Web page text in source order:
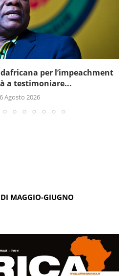
per l’impeachment
a testimoniare...
6 Agosto 2026
MAGGIO-GIUGNO